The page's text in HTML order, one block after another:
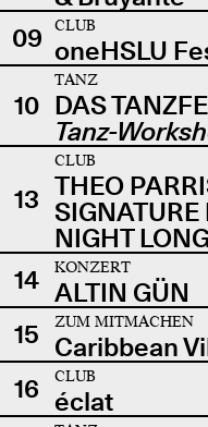
09
CLUB
oneHSLU
10
TANZ
DAS
Tanz-
13
CLUB
THEO
SIGNATURE
NIGHT LONG
14
KONZERT
ALTIN GÜN
15
ZUM MITMACHEN
Caribbean
16
CLUB
éclat